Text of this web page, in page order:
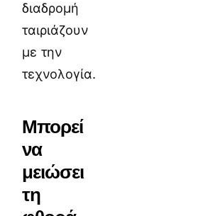
διαδρομή
ταιριάζουν
με την
τεχνολογία.
Μπορεί
να
μειώσει
τη